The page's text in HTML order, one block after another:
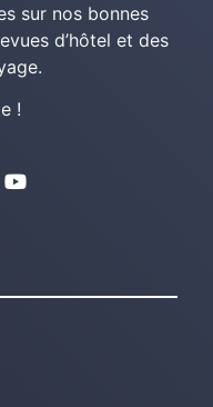
sur nos bonnes
d’hôtel et des
!